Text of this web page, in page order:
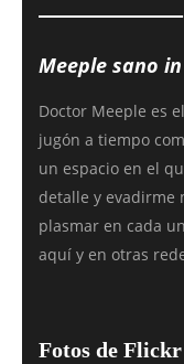
Meeple sano
Doctor Meeple es
jugón a tiempo
un espacio en el
detalle y evadirme
plasmar en cada
aquí y en otras
Fotos de Flickr